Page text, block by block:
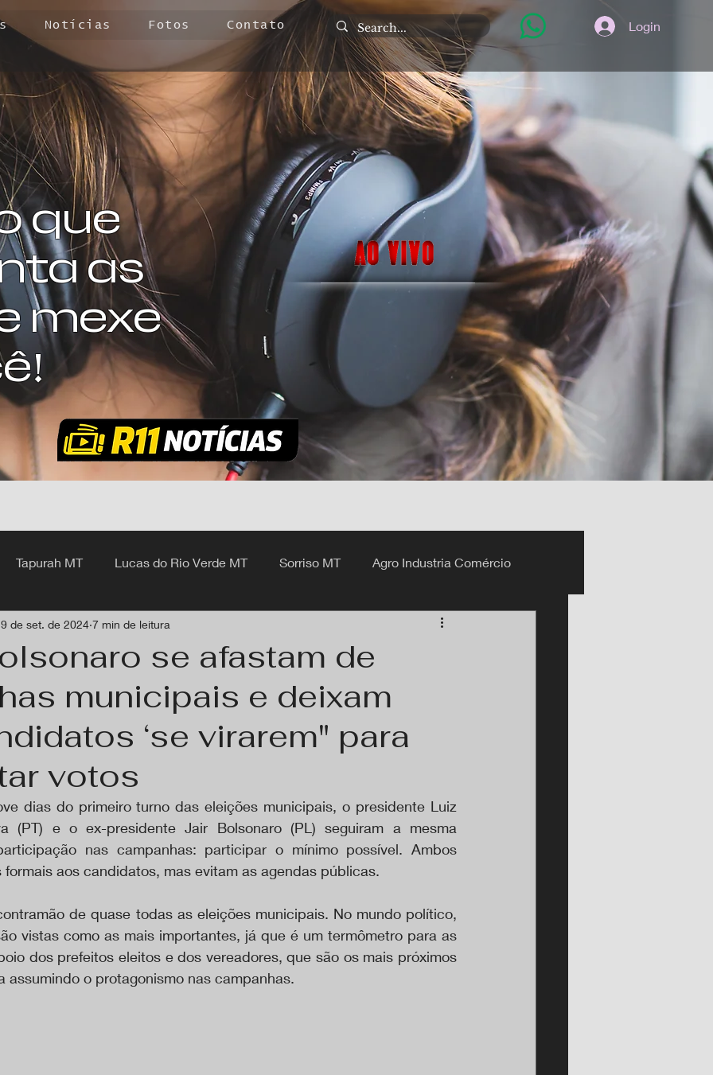
Notícias Fotos Contato Login
que
as
mexe
Tapurah MT Lucas do Rio Verde MT Sorriso MT Agro Industria Comércio
MT
se afastam de
municipais e deixam
‘se virarem" para
votos
de set. de 2024 7 min de leitura
dias do primeiro turno das eleições municipais, o presidente Luiz
(PT) e o ex-presidente Jair Bolsonaro (PL) seguiram a mesma
nas campanhas: participar o mínimo possível. Ambos
formais aos candidatos, mas evitam as agendas públicas.
de quase todas as eleições municipais. No mundo político,
vistas como as mais importantes, já que é um termômetro para as
dos prefeitos eleitos e dos vereadores, que são os mais próximos
assumindo o protagonismo nas campanhas.